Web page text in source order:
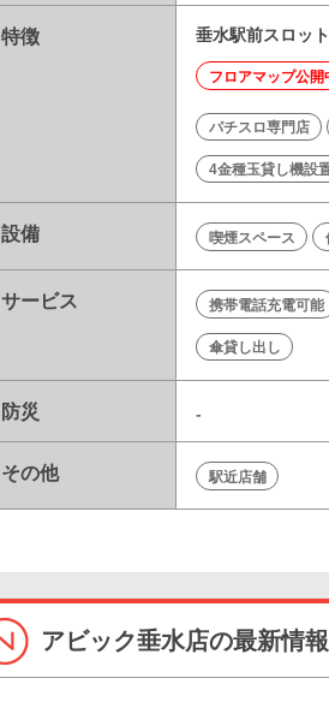
特徴 垂水駅前スロッ
フロアマップ公開
パチスロ専門店
4金種玉貸し機設
設備 喫煙スペース
サービス 携帯電話充電可能
傘貸し出し
防災 -
その他 駅近店舗
アビック垂水店の最新情報